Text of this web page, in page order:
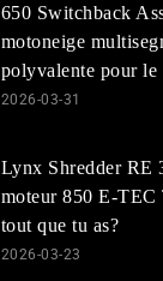
650 Switchback
motoneige
polyvalente pour le
2026-03-31
Lynx Shredder RE
moteur 850 E-TEC
tout que tu as?
2026-03-23